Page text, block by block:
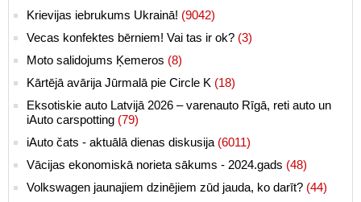
Krievijas iebrukums Ukrainā! (9042)
Vecas konfektes bērniem! Vai tas ir ok? (3)
Moto salidojums Ķemeros (8)
Kārtējā avārija Jūrmalā pie Circle K (18)
Eksotiskie auto Latvijā 2026 – varenauto Rīgā, reti auto un
iAuto carspotting (79)
iAuto čats - aktuālā dienas diskusija (6011)
Vācijas ekonomiskā norieta sākums - 2024.gads (48)
Volkswagen jaunajiem dzinējiem zūd jauda, ko darīt? (44)